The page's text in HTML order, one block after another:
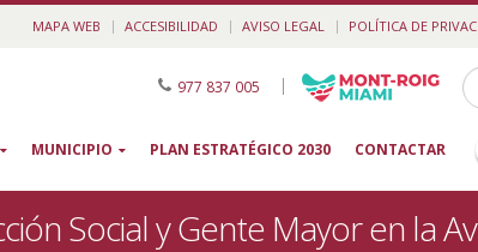
MAPA WEB ACCESIBILIDAD AVISO LEGAL POLÍTICA DE
977 837 005 |
MUNICIPIO PLAN ESTRATÉGICO 2030 CONTACTAR
Social y Gente Mayor en la